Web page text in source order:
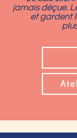
jamais déçue.
et gardent